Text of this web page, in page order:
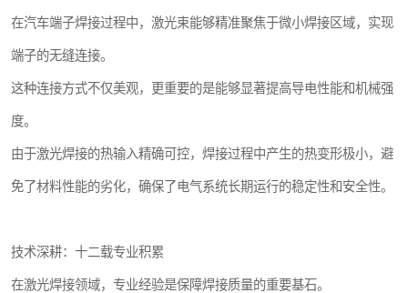
在汽车端子焊接过程中，激光束能够精准聚焦于微小焊接区域，实现
端子的无缝连接。
这种连接方式不仅美观，更重要的是能够显著提高导电性能和机械强
度。
由于激光焊接的热输入精确可控，焊接过程中产生的热变形极小，避
免了材料性能的劣化，确保了电气系统长期运行的稳定性和安全性。
技术深耕：十二载专业积累
在激光焊接领域，专业经验是保障焊接质量的重要基石。